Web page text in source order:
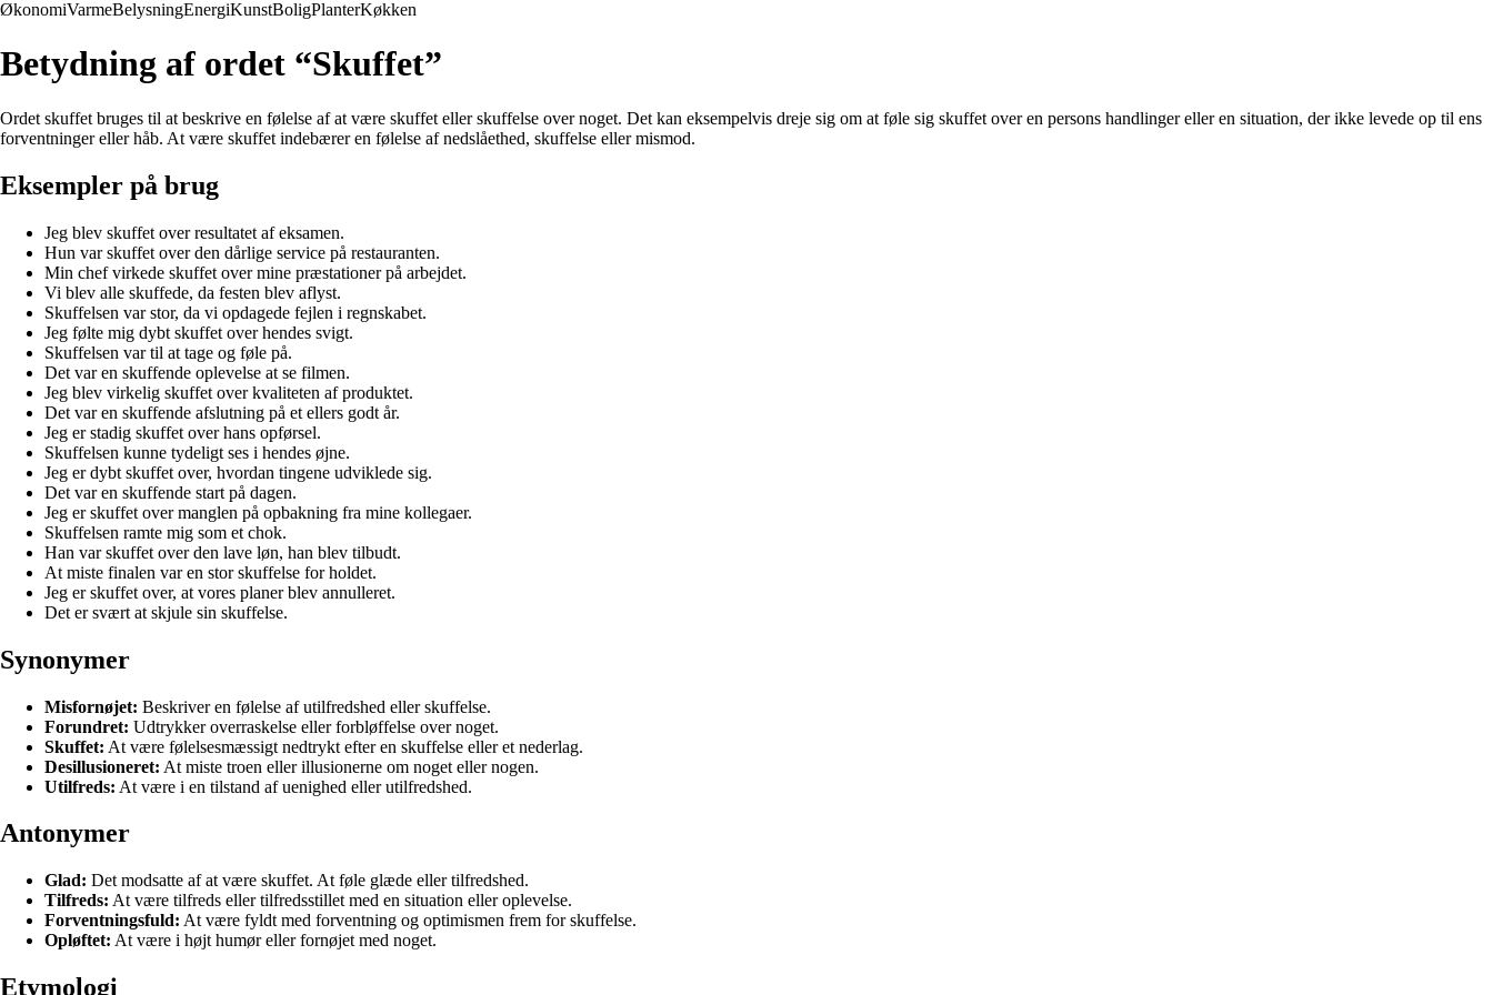
ØkonomiVarmeBelysningEnergiKunstBoligPlanterKøkken
Betydning af ordet “Skuffet”
Ordet skuffet bruges til at beskrive en følelse af at være skuffet eller skuffelse over noget. Det kan eksempelvis dreje sig om at føle sig skuffet over en persons handlinger eller en situation, der ikke levede op til ens
forventninger eller håb. At være skuffet indebærer en følelse af nedslåethed, skuffelse eller mismod.
Eksempler på brug
Jeg blev skuffet over resultatet af eksamen.
Hun var skuffet over den dårlige service på restauranten.
Min chef virkede skuffet over mine præstationer på arbejdet.
Vi blev alle skuffede, da festen blev aflyst.
Skuffelsen var stor, da vi opdagede fejlen i regnskabet.
Jeg følte mig dybt skuffet over hendes svigt.
Skuffelsen var til at tage og føle på.
Det var en skuffende oplevelse at se filmen.
Jeg blev virkelig skuffet over kvaliteten af produktet.
Det var en skuffende afslutning på et ellers godt år.
Jeg er stadig skuffet over hans opførsel.
Skuffelsen kunne tydeligt ses i hendes øjne.
Jeg er dybt skuffet over, hvordan tingene udviklede sig.
Det var en skuffende start på dagen.
Jeg er skuffet over manglen på opbakning fra mine kollegaer.
Skuffelsen ramte mig som et chok.
Han var skuffet over den lave løn, han blev tilbudt.
At miste finalen var en stor skuffelse for holdet.
Jeg er skuffet over, at vores planer blev annulleret.
Det er svært at skjule sin skuffelse.
Synonymer
Misfornøjet: Beskriver en følelse af utilfredshed eller skuffelse.
Forundret: Udtrykker overraskelse eller forbløffelse over noget.
Skuffet: At være følelsesmæssigt nedtrykt efter en skuffelse eller et nederlag.
Desillusioneret: At miste troen eller illusionerne om noget eller nogen.
Utilfreds: At være i en tilstand af uenighed eller utilfredshed.
Antonymer
Glad: Det modsatte af at være skuffet. At føle glæde eller tilfredshed.
Tilfreds: At være tilfreds eller tilfredsstillet med en situation eller oplevelse.
Forventningsfuld: At være fyldt med forventning og optimismen frem for skuffelse.
Opløftet: At være i højt humør eller fornøjet med noget.
Etymologi